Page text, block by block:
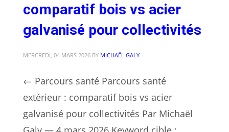
comparatif bois vs acier
galvanisé pour collectivités
MERCREDI, 04 MARS 2026 BY MICHAËL GALY
← Parcours santé Parcours santé
extérieur : comparatif bois vs acier
galvanisé pour collectivités Par Michaël